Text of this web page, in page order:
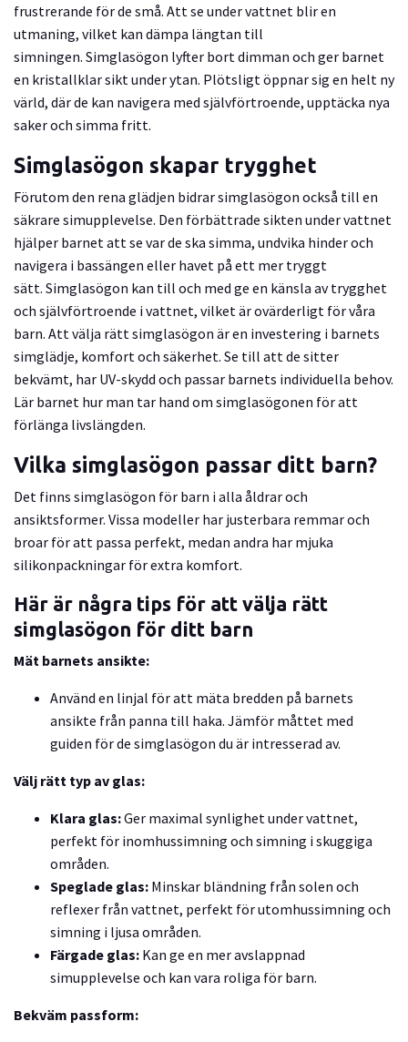
frustrerande för de små. Att se under vattnet blir en
utmaning, vilket kan dämpa längtan till
simningen. Simglasögon lyfter bort dimman och ger barnet
en kristallklar sikt under ytan. Plötsligt öppnar sig en helt ny
värld, där de kan navigera med självförtroende, upptäcka nya
saker och simma fritt.
Simglasögon skapar trygghet
Förutom den rena glädjen bidrar simglasögon också till en
säkrare simupplevelse. Den förbättrade sikten under vattnet
hjälper barnet att se var de ska simma, undvika hinder och
navigera i bassängen eller havet på ett mer tryggt
sätt. Simglasögon kan till och med ge en känsla av trygghet
och självförtroende i vattnet, vilket är ovärderligt för våra
barn. Att välja rätt simglasögon är en investering i barnets
simglädje, komfort och säkerhet. Se till att de sitter
bekvämt, har UV-skydd och passar barnets individuella behov.
Lär barnet hur man tar hand om simglasögonen för att
förlänga livslängden.
Vilka simglasögon passar ditt barn?
Det finns simglasögon för barn i alla åldrar och
ansiktsformer. Vissa modeller har justerbara remmar och
broar för att passa perfekt, medan andra har mjuka
silikonpackningar för extra komfort.
Här är några tips för att välja rätt
simglasögon för ditt barn
Mät barnets ansikte:
Använd en linjal för att mäta bredden på barnets
ansikte från panna till haka. Jämför måttet med
guiden för de simglasögon du är intresserad av.
Välj rätt typ av glas:
Klara glas:Ger maximal synlighet under vattnet,
perfekt för inomhussimning och simning i skuggiga
områden.
Speglade glas: Minskar bländning från solen och
reflexer från vattnet, perfekt för utomhussimning och
simning i ljusa områden.
Färgade glas: Kan ge en mer avslappnad
simupplevelse och kan vara roliga för barn.
Bekväm passform: